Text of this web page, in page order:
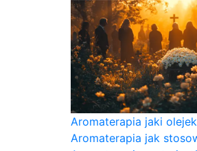
Aromaterapia jaki
Aromaterapia jak